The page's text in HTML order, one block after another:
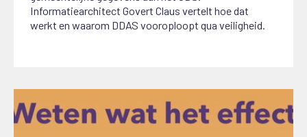
Informatiearchitect Govert Claus vertelt hoe dat
werkt en waarom DDAS vooroploopt qua veiligheid.